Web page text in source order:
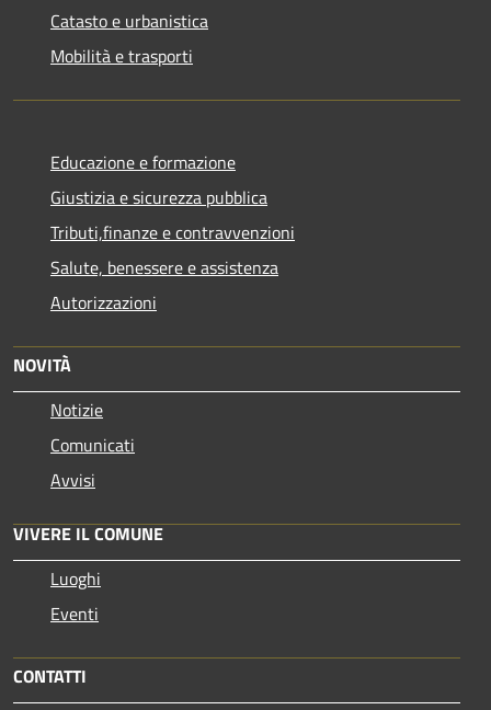
Catasto e urbanistica
Mobilità e trasporti
Educazione e formazione
Giustizia e sicurezza pubblica
Tributi,finanze e contravvenzioni
Salute, benessere e assistenza
Autorizzazioni
NOVITÀ
Notizie
Comunicati
Avvisi
VIVERE IL COMUNE
Luoghi
Eventi
CONTATTI